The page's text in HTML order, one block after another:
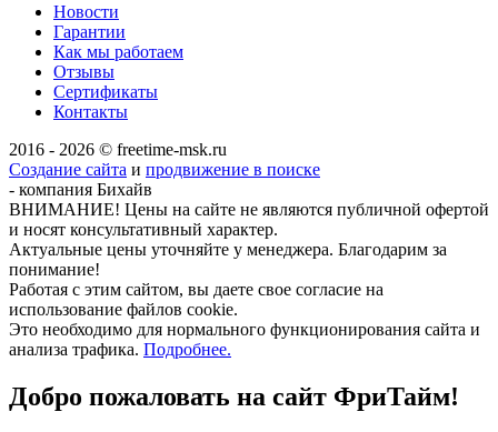
Новости
Гарантии
Как мы работаем
Отзывы
Сертификаты
Контакты
2016 - 2026 © freetime-msk.ru
Создание сайта и продвижение в поиске
- компания Бихайв
ВНИМАНИЕ! Цены на сайте не являются публичной офертой
и носят консультативный характер.
Актуальные цены уточняйте у менеджера. Благодарим за
понимание!
Работая с этим сайтом, вы даете свое согласие на
использование файлов cookie.
Это необходимо для нормального функционирования сайта и
анализа трафика. Подробнее.
Добро пожаловать на сайт ФриТайм!